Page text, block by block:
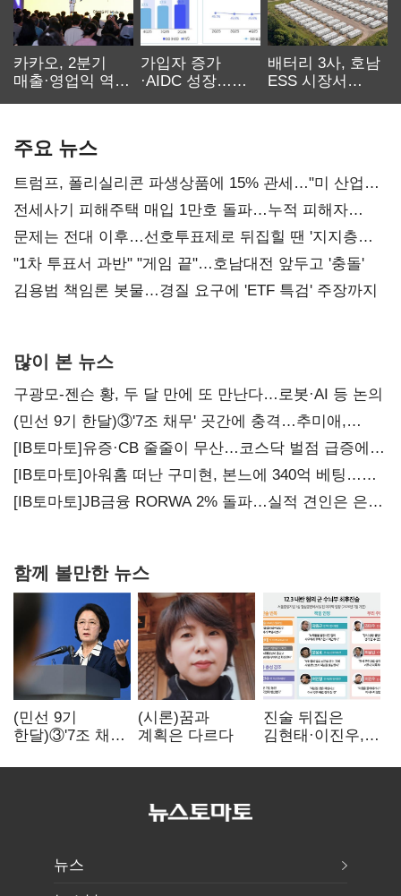
카카오, 2분기
매출·영업익 역대
가입자 증가
·AIDC 성장…
배터리 3사, 호남
ESS 시장서
주요 뉴스
트럼프, 폴리실리콘 파생상품에 15% 관세…"미 산업
재건"
전세사기 피해주택 매입 1만호 돌파…누적 피해자
4만278명
문제는 전대 이후…선호투표제로 뒤집힐 땐 '지지층
불복'
"1차 투표서 과반" "게임 끝"…호남대전 앞두고 '충돌'
김용범 책임론 봇물…경질 요구에 'ETF 특검' 주장까지
많이 본 뉴스
구광모-젠슨 황, 두 달 만에 또 만난다…로봇·AI 등 논의
(민선 9기 한달)③'7조 채무' 곳간에 충격…추미애,
20년만에 '비상재정' 선언 승부수
[IB토마토]유증·CB 줄줄이 무산…코스닥 벌점 급증에
상폐 압박
[IB토마토]아워홈 떠난 구미현, 본느에 340억 베팅…
가족 지배체제 구축
[IB토마토]JB금융 RORWA 2% 돌파…실적 견인은 은행
함께 볼만한 뉴스
(민선 9기
한달)③'7조 채무'
추미애, 20년만에
(시론)꿈과
계획은 다르다
진술 뒤집은
김현태·이진우,
헌신"…법정서
뉴스